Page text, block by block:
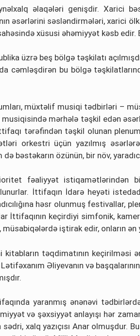
əlaqələri genişdir. Xarici
əsərlərini səsləndirmələri, xarici
xüsusi əhəmiyyət kəsb
üzrə beş bölgə təşkilatı
cəmləşdirən bu bölgə
müxtəlif musiqi tədbirləri –
musiqisində mərhələ təşkil edən
tərəfindən təşkil olunan
orkestri üçün yazılmış
bəstəkarın özünün, bir növ,
fəaliyyət istiqamətlərindən
İttifaqın İdarə heyəti
həsr olunmuş festivallar,
İttifaqının keçirdiyi simfonik,
iştirak edir, onların
təqdimatının keçirilməsi
Lətifəxanım Əliyevanın və
yaranmış ənənəvi
və şəxsiyyət anlayışı hər
sədri, xalq yazıçısı Anar